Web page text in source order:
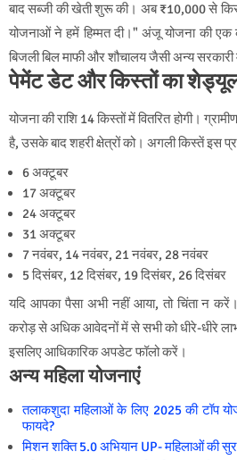
बाद सब्जी की खेती शुरू की। अब ₹10,000 से
योजनाओं ने हमें हिम्मत दी।" अंजू योजना की एक
बिजली बिल माफी और शौचालय जैसी अन्य सरकारी
पेमेंट डेट और किस्तों का
योजना की राशि 14 किस्तों में वितरित होगी।
है, उसके बाद शहरी क्षेत्रों को। अगली किस्तें इस
6 अक्टूबर
17 अक्टूबर
24 अक्टूबर
31 अक्टूबर
7 नवंबर, 14 नवंबर, 21 नवंबर, 28 नवंबर
5 दिसंबर, 12 दिसंबर, 19 दिसंबर, 26 दिसंबर
यदि आपका पैसा अभी नहीं आया, तो चिंता न
करोड़ से अधिक आवेदनों में से सभी को धीरे-धीरे
इसलिए आधिकारिक अपडेट फॉलो करें।
अन्य महिला योजनाएं
तलाकशुदा महिलाओं के लिए 2025 की टॉप
फायदे?
मिशन शक्ति 5.0 अभियान UP- महिलाओं की